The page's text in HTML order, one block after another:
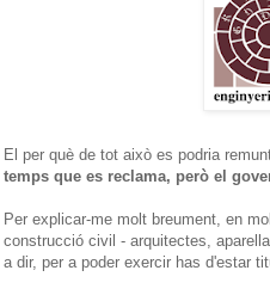
El per què de tot això es podria
temps que es reclama, però el
Per explicar-me molt breument, en
construcció civil - arquitectes,
a dir, per a poder exercir has d'estar